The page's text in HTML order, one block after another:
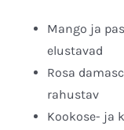
Mango ja
elustavad
Rosa
rahustav
Kookose- ja